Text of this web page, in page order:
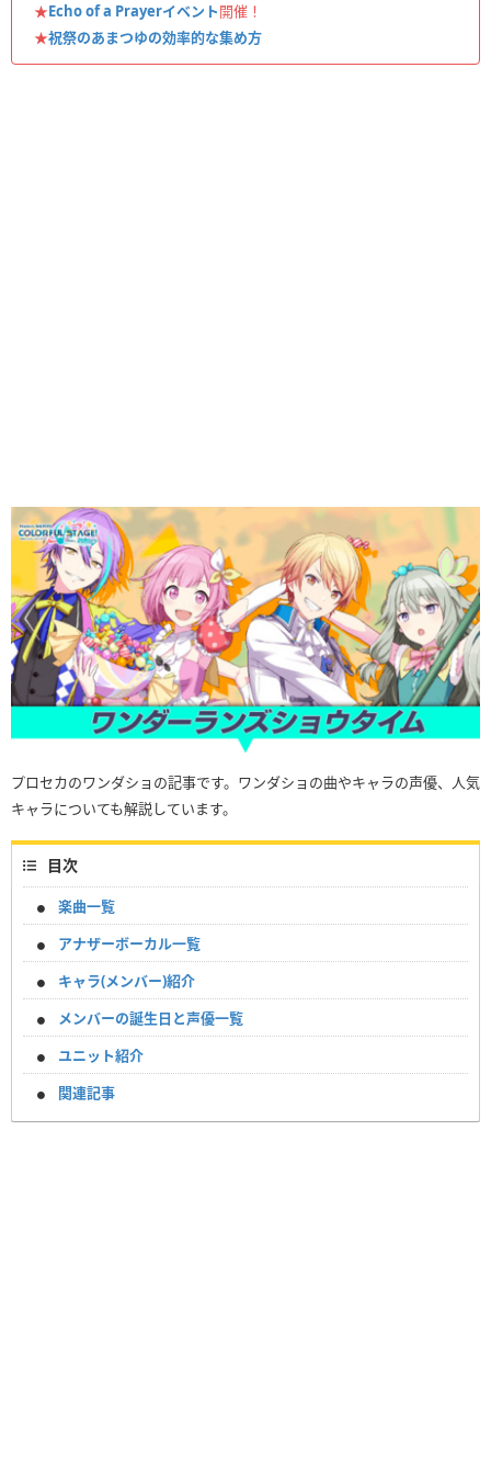
★Echo of a Prayerイベント開催！
★祝祭のあまつゆの効率的な集め方
プロセカのワンダショの記事です。ワンダショの曲やキャラの声優、人気
キャラについても解説しています。
目次
楽曲一覧
アナザーボーカル一覧
キャラ(メンバー)紹介
メンバーの誕生日と声優一覧
ユニット紹介
関連記事